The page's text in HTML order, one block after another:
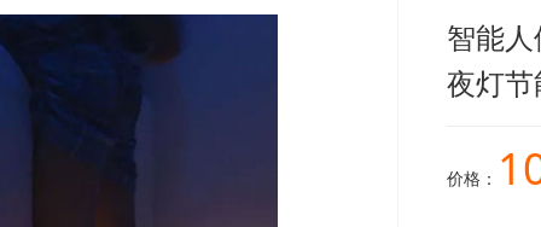
智能
夜灯
价格：